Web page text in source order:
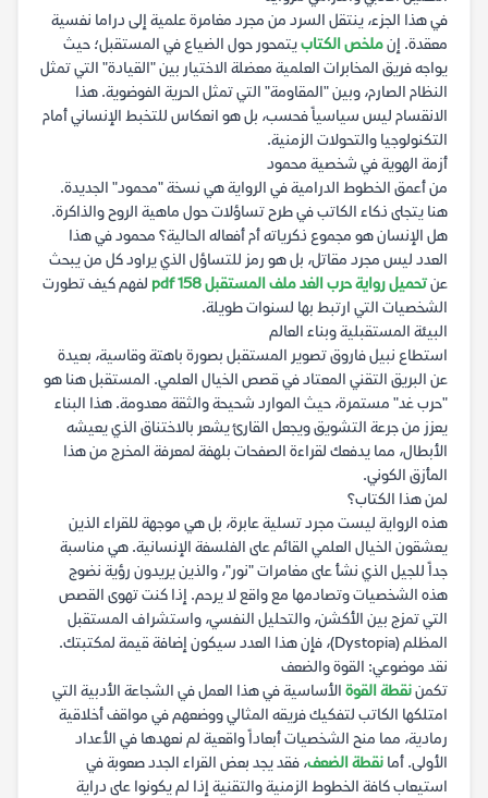
في هذا الجزء، ينتقل السرد من مجرد مغامرة علمية إلى دراما نفسية
معقدة. إنملخص الكتابيتمحور حول الضياع في المستقبل؛ حيث
يواجه فريق المخابرات العلمية معضلة الاختيار بين "القيادة" التي تمثل
النظام الصارم، وبين "المقاومة" التي تمثل الحرية الفوضوية. هذا
الانقسام ليس سياسياً فحسب، بل هو انعكاس للتخبط الإنساني أمام
التكنولوجيا والتحولات الزمنية.
أزمة الهوية في شخصية محمود
من أعمق الخطوط الدرامية في الرواية هي نسخة "محمود" الجديدة.
هنا يتجلى ذكاء الكاتب في طرح تساؤلات حول ماهية الروح والذاكرة.
هل الإنسان هو مجموع ذكرياته أم أفعاله الحالية؟ محمود في هذا
العدد ليس مجرد مقاتل، بل هو رمز للتساؤل الذي يراود كل من يبحث
عنتحميل رواية حرب الغد ملف المستقبل 158 pdf
لفهم كيف تطورت
الشخصيات التي ارتبط بها لسنوات طويلة.
البيئة المستقبلية وبناء العالم
استطاع نبيل فاروق تصوير المستقبل بصورة باهتة وقاسية، بعيدة
عن البريق التقني المعتاد في قصص الخيال العلمي. المستقبل هنا هو
"حرب غد" مستمرة، حيث الموارد شحيحة والثقة معدومة. هذا البناء
يعزز من جرعة التشويق ويجعل القارئ يشعر بالاختناق الذي يعيشه
الأبطال، مما يدفعك لقراءة الصفحات بلهفة لمعرفة المخرج من هذا
المأزق الكوني.
لمن هذا الكتاب؟
هذه الرواية ليست مجرد تسلية عابرة، بل هي موجهة للقراء الذين
يعشقون الخيال العلمي القائم على الفلسفة الإنسانية. هي مناسبة
جداً للجيل الذي نشأ على مغامرات "نور"، والذين يريدون رؤية نضوج
هذه الشخصيات وتصادمها مع واقع لا يرحم. إذا كنت تهوى القصص
التي تمزج بين الأكشن، والتحليل النفسي، واستشراف المستقبل
المظلم (Dystopia)، فإن هذا العدد سيكون إضافة قيمة لمكتبتك.
نقد موضوعي: القوة والضعف
تكمننقطة القوة الأساسية في هذا العمل في الشجاعة الأدبية التي
امتلكها الكاتب لتفكيك فريقه المثالي ووضعهم في مواقف أخلاقية
رمادية، مما منح الشخصيات أبعاداً واقعية لم نعهدها في الأعداد
الأولى. أما نقطة الضعف، فقد يجد بعض القراء الجدد صعوبة في
استيعاب كافة الخطوط الزمنية والتقنية إذا لم يكونوا على دراية